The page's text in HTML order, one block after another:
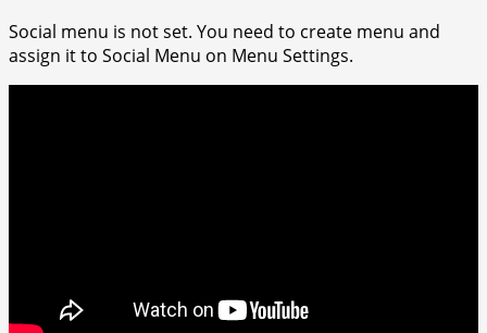
ik
een
Social menu is not set. You need to create menu and
assign it to Social Menu on Menu Settings.